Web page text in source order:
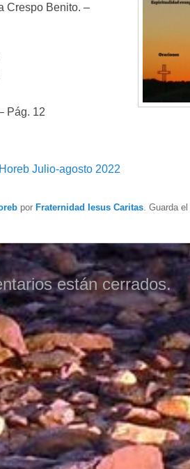
Crespo Benito. –
Pág. 12
Horeb Julio-agosto 2022
por Fraternidad Iesus Caritas . Guarda el
están cerrados.